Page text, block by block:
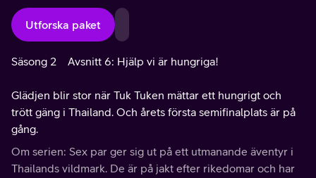
Utforska paket
Säsong 2 Avsnitt 6: Hjälp vi är hungriga!
Glädjen blir stor när Tuk Tuken mättar ett hungrigt och
trött gäng i Thailand. Och årets första semifinalplats är på
gång.
Om serien: Sex par ger sig ut på ett utmanande äventyr i
Thailands vildmark. De är på jakt efter rikedomar och har